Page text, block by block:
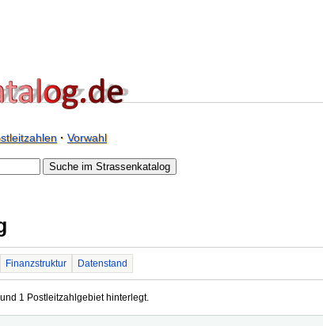
· Vorwahl
Finanzstruktur Datenstand
1 Postleitzahlgebiet hinterlegt.